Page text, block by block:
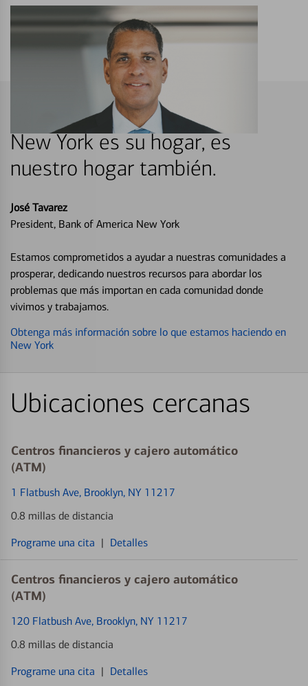
New York es su hogar, es
nuestro hogar también.
José Tavarez
President, Bank of America New York
Estamos comprometidos a ayudar a nuestras comunidades a
prosperar, dedicando nuestros recursos para abordar los
problemas que más importan en cada comunidad donde
vivimos y trabajamos.
Obtenga más información sobre lo que estamos haciendo en
New York
Ubicaciones cercanas
Centros financieros y cajero automático
(ATM)
1 Flatbush Ave, Brooklyn, NY 11217
0.8 millas de distancia
Programe una cita | Detalles
Centros financieros y cajero automático
(ATM)
120 Flatbush Ave, Brooklyn, NY 11217
0.8 millas de distancia
Programe una cita | Detalles